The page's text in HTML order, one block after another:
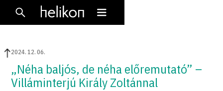
2024. 12.06.
„Néha baljós, de néha előremutató” –
Villáminterjú Király Zoltánnal